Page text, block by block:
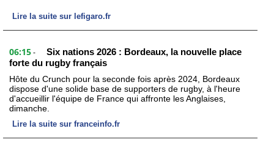
Lire la suite sur lefigaro.fr
06:15 -
Six nations 2026 : Bordeaux, la nouvelle place
forte du rugby français
Hôte du Crunch pour la seconde fois après 2024, Bordeaux
dispose d'une solide base de supporters de rugby, à l'heure
d'accueillir l'équipe de France qui affronte les Anglaises,
dimanche.
Lire la suite sur franceinfo.fr